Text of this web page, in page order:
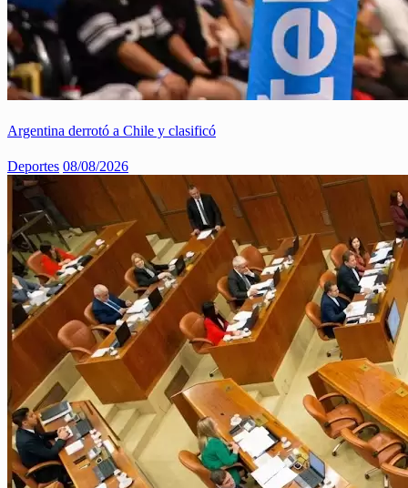
Argentina derrotó a Chile y clasificó
Deportes 08/08/2026